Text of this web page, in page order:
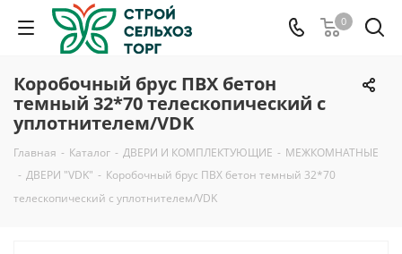
0
Коробочный брус ПВХ бетон
темный 32*70 телескопический с
уплотнителем/VDK
Главная - Каталог - ДВЕРИ И КОМПЛЕКТУЮЩИЕ - МЕЖКОМНАТНЫЕ
- ДВЕРИ "VDK" - Коробочный брус ПВХ бетон темный 32*70
телескопический с уплотнителем/VDK